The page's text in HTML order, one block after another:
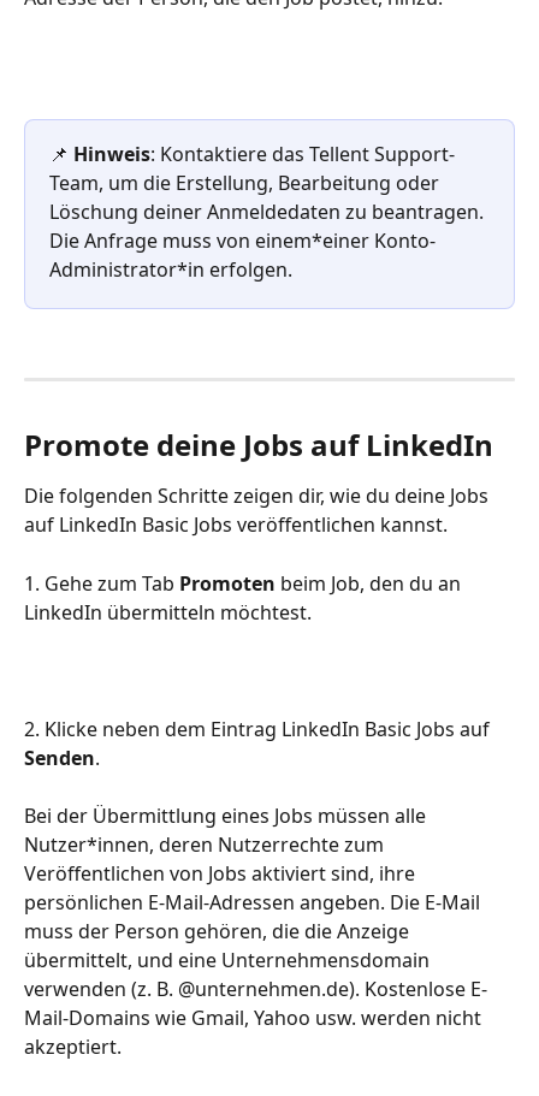
📌 Hinweis: Kontaktiere das Tellent Support-
Team, um die Erstellung, Bearbeitung oder
Löschung deiner Anmeldedaten zu beantragen.
Die Anfrage muss von einem*einer Konto-
Administrator*in erfolgen.
Promote deine Jobs auf LinkedIn
Die folgenden Schritte zeigen dir, wie du deine Jobs
auf LinkedIn Basic Jobs veröffentlichen kannst.
1. Gehe zum Tab Promoten beim Job, den du an
LinkedIn übermitteln möchtest.
2. Klicke neben dem Eintrag LinkedIn Basic Jobs auf
Senden.
Bei der Übermittlung eines Jobs müssen alle
Nutzer*innen, deren Nutzerrechte zum
Veröffentlichen von Jobs aktiviert sind, ihre
persönlichen E-Mail-Adressen angeben. Die E-Mail
muss der Person gehören, die die Anzeige
übermittelt, und eine Unternehmensdomain
verwenden (z. B. @unternehmen.de). Kostenlose E-
Mail-Domains wie Gmail, Yahoo usw. werden nicht
akzeptiert.